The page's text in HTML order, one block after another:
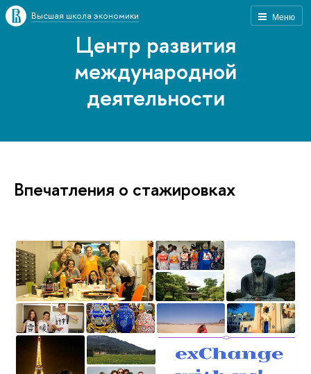
Меню
Высшая школа экономики
Центр развития
международной
деятельности
Впечатления о стажировках